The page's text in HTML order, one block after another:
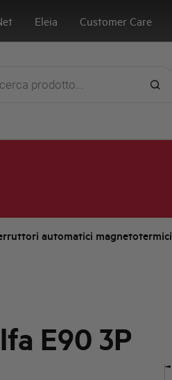
Eleia Customer Care
automatici magnetotermici
E90 3P